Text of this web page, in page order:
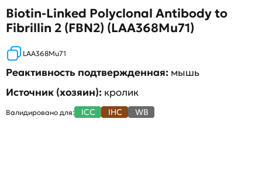
Biotin-Linked Polyclonal Antibody to
Fibrillin 2 (FBN2) (LAA368Mu71)
LAA368Mu71
Реактивность подтвержденная: мышь
Источник (хозяин): кролик
Валидировано для: ICC IHC WB